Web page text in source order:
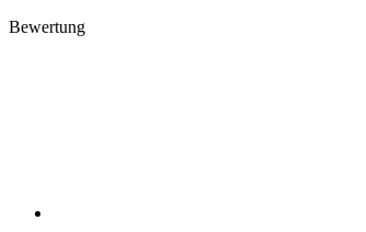
Bewertung